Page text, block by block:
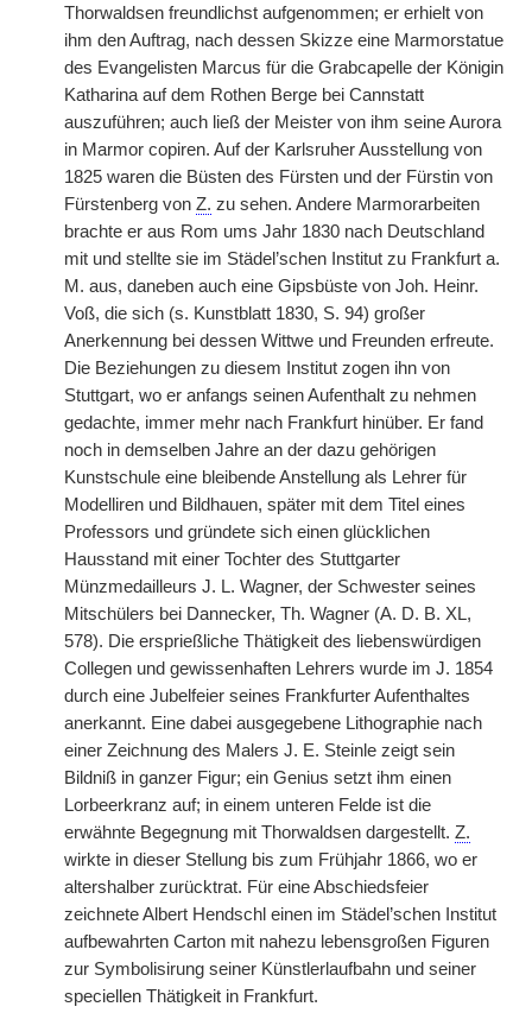
Thorwaldsen freundlichst aufgenommen; er erhielt von
ihm den Auftrag, nach dessen Skizze eine Marmorstatue
des Evangelisten Marcus für die Grabcapelle der Königin
Katharina auf dem Rothen Berge bei Cannstatt
auszuführen; auch ließ der Meister von ihm seine Aurora
in Marmor copiren. Auf der Karlsruher Ausstellung von
1825 waren die Büsten des Fürsten und der Fürstin von
Fürstenberg von Z. zu sehen. Andere Marmorarbeiten
brachte er aus Rom ums Jahr 1830 nach Deutschland
mit und stellte sie im Städel’schen Institut zu Frankfurt a.
M. aus, daneben auch eine Gipsbüste von Joh. Heinr.
Voß, die sich (s. Kunstblatt 1830, S. 94) großer
Anerkennung bei dessen Wittwe und Freunden erfreute.
Die Beziehungen zu diesem Institut zogen ihn von
Stuttgart, wo er anfangs seinen Aufenthalt zu nehmen
gedachte, immer mehr nach Frankfurt hinüber. Er fand
noch in demselben Jahre an der dazu gehörigen
Kunstschule eine bleibende Anstellung als Lehrer für
Modelliren und Bildhauen, später mit dem Titel eines
Professors und gründete sich einen glücklichen
Hausstand mit einer Tochter des Stuttgarter
Münzmedailleurs J. L. Wagner, der Schwester seines
Mitschülers bei Dannecker, Th. Wagner (A. D. B. XL,
578). Die ersprießliche Thätigkeit des liebenswürdigen
Collegen und gewissenhaften Lehrers wurde im J. 1854
durch eine Jubelfeier seines Frankfurter Aufenthaltes
anerkannt. Eine dabei ausgegebene Lithographie nach
einer Zeichnung des Malers J. E. Steinle zeigt sein
Bildniß in ganzer Figur; ein Genius setzt ihm einen
Lorbeerkranz auf; in einem unteren Felde ist die
erwähnte Begegnung mit Thorwaldsen dargestellt. Z.
wirkte in dieser Stellung bis zum Frühjahr 1866, wo er
altershalber zurücktrat. Für eine Abschiedsfeier
zeichnete Albert Hendschl einen im Städel’schen Institut
aufbewahrten Carton mit nahezu lebensgroßen Figuren
zur Symbolisirung seiner Künstlerlaufbahn und seiner
speciellen Thätigkeit in Frankfurt.